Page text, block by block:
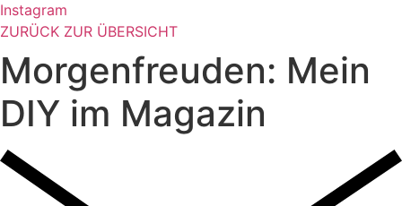
Instagram
ZURÜCK ZUR ÜBERSICHT
Morgenfreuden: Mein
DIY im Magazin